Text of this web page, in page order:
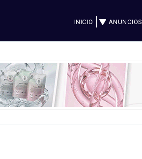
INICIO ANUNCIOS